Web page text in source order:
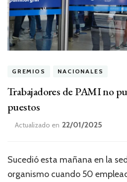
GREMIOS NACIONALES
Trabajadores de PAMI no
puestos
Actualizado en 22/01/2025
Sucedió esta mañana en la
organismo cuando 50